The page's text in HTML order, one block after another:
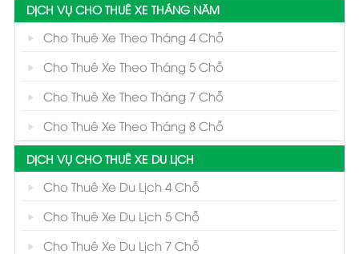
DỊCH VỤ CHO THUÊ XE THÁNG NĂM
Cho Thuê Xe Theo Tháng 4 Chỗ
Cho Thuê Xe Theo Tháng 5 Chỗ
Cho Thuê Xe Theo Tháng 7 Chỗ
Cho Thuê Xe Theo Tháng 8 Chỗ
DỊCH VỤ CHO THUÊ XE DU LỊCH
Cho Thuê Xe Du Lịch 4 Chỗ
Cho Thuê Xe Du Lịch 5 Chỗ
Cho Thuê Xe Du Lịch 7 Chỗ